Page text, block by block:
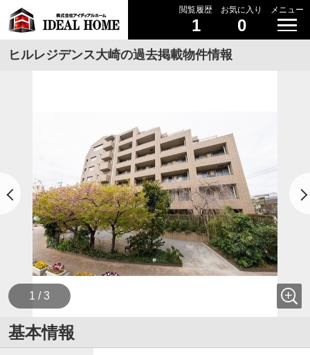
閲覧履歴
1
お気に入り
0
メニュー
ヒルレジデンス大崎の過去掲載物件情報
1 / 3
基本情報